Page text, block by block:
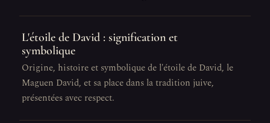
L'étoile de David : signification et
symbolique
Origine, histoire et symbolique de l'étoile de David, le
Maguen David, et sa place dans la tradition juive,
présentées avec respect.